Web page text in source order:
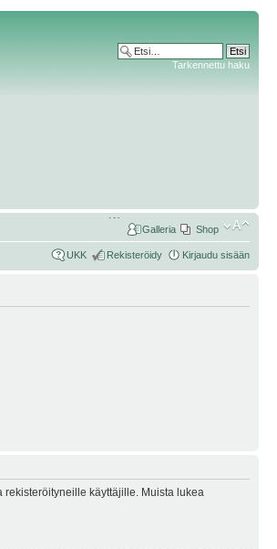
Tarkennettu haku
Shop
Galleria
UKK Rekisteröidy Kirjaudu sisään
käyttäjille. Muista lukea